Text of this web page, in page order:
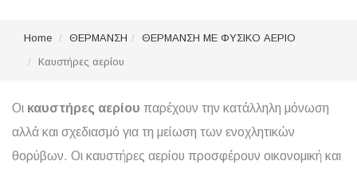
Home ΘΕΡΜΑΝΣΗ
ΘΕΡΜΑΝΣΗ ΜΕ ΦΥΣΙΚΟ ΑΕΡΙΟ
Καυστήρες αερίου
Οι καυστήρες αερίου παρέχουν την κατάλληλη μόνωση
αλλά και σχεδιασμό για τη μείωση των ενοχλητικών
θορύβων. Οι καυστήρες αερίου προσφέρουν οικονομική και